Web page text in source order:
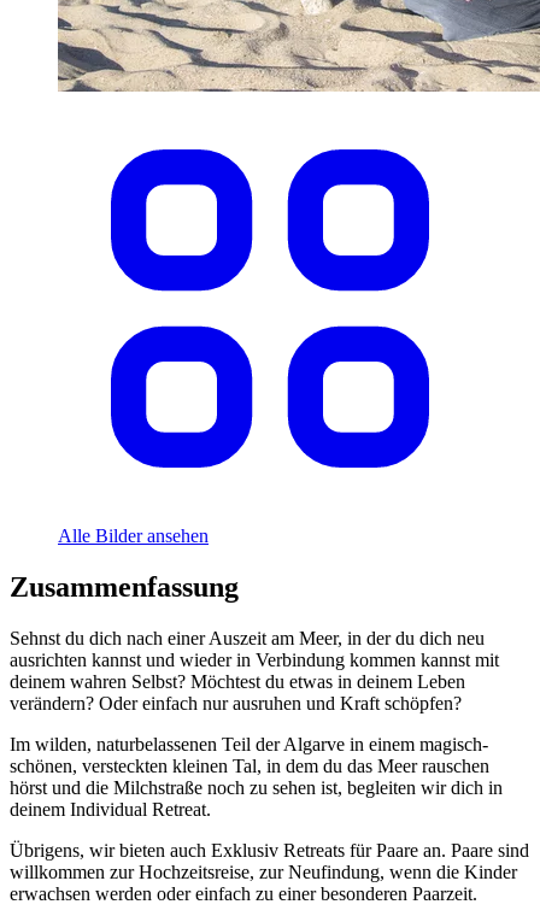
Alle Bilder ansehen
Zusammenfassung
Sehnst du dich nach einer Auszeit am Meer, in der du dich neu
ausrichten kannst und wieder in Verbindung kommen kannst mit
deinem wahren Selbst? Möchtest du etwas in deinem Leben
verändern? Oder einfach nur ausruhen und Kraft schöpfen?
Im wilden, naturbelassenen Teil der Algarve in einem magisch-
schönen, versteckten kleinen Tal, in dem du das Meer rauschen
hörst und die Milchstraße noch zu sehen ist, begleiten wir dich in
deinem Individual Retreat.
Übrigens, wir bieten auch Exklusiv Retreats für Paare an. Paare sind
willkommen zur Hochzeitsreise, zur Neufindung, wenn die Kinder
erwachsen werden oder einfach zu einer besonderen Paarzeit.